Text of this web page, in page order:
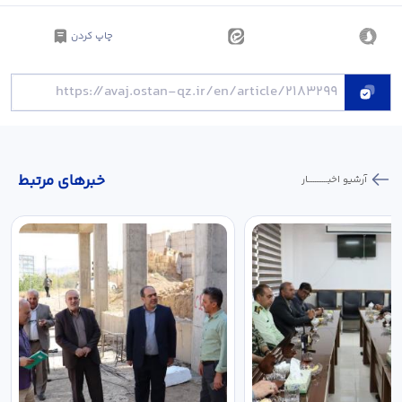
چاپ کردن
خبر‌های مرتبط آرشیو اخبـــــــــــار